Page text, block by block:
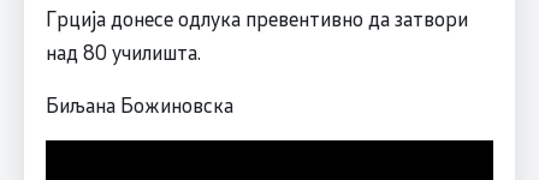
Грција донесе одлука превентивно да затвори
над 80 училишта.
Биљана Божиновска